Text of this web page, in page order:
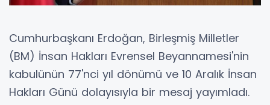
Cumhurbaşkanı Erdoğan, Birleşmiş Milletler
(BM) İnsan Hakları Evrensel Beyannamesi'nin
kabulünün 77'nci yıl dönümü ve 10 Aralık İnsan
Hakları Günü dolayısıyla bir mesaj yayımladı.